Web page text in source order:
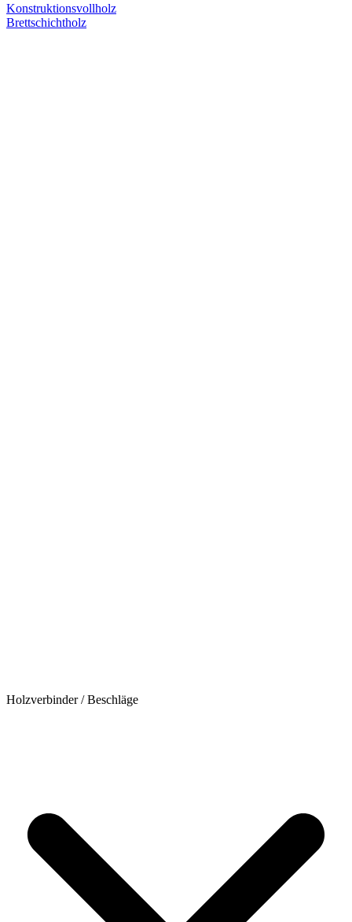
Konstruktionsvollholz
Brettschichtholz
Holzverbinder / Beschläge